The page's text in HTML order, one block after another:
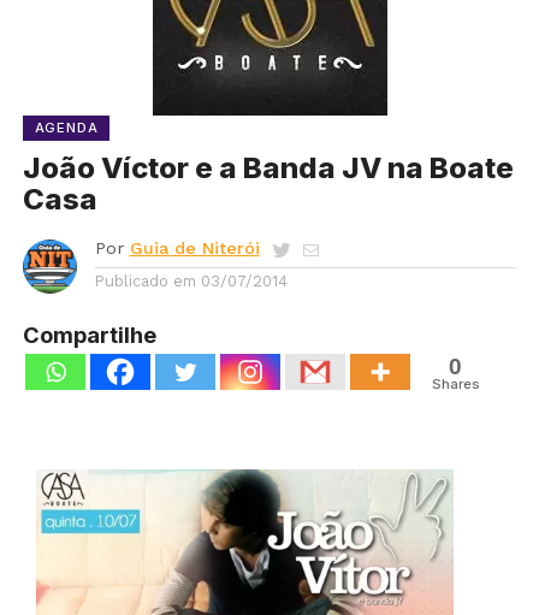
AGENDA
João Víctor e a Banda JV na Boate
Casa
Por Guia de Niterói
Publicado em 03/07/2014
Compartilhe
0
Shares